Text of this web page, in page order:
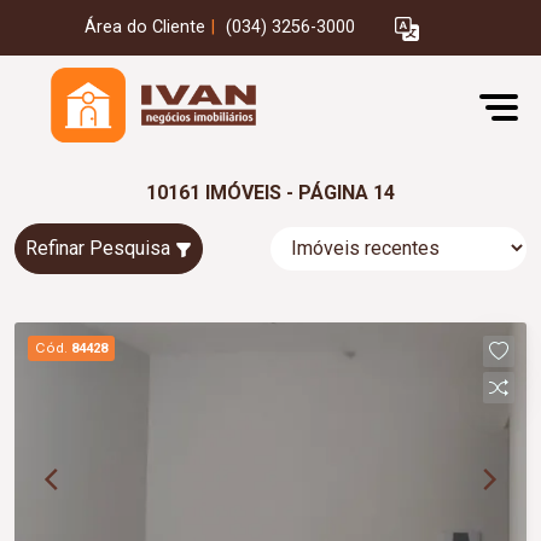
Área do Cliente (034) 3256-3000
10161 IMÓVEIS - PÁGINA 14
Refinar Pesquisa
Cód. 84428